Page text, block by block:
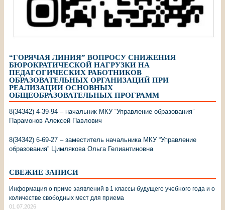
“ГОРЯЧАЯ ЛИНИЯ” ВОПРОСУ СНИЖЕНИЯ
БЮРОКРАТИЧЕСКОЙ НАГРУЗКИ НА
ПЕДАГОГИЧЕСКИХ РАБОТНИКОВ
ОБРАЗОВАТЕЛЬНЫХ ОРГАНИЗАЦИЙ ПРИ
РЕАЛИЗАЦИИ ОСНОВНЫХ
ОБЩЕОБРАЗОВАТЕЛЬНЫХ ПРОГРАММ
8(34342) 4-39-94 – начальник МКУ “Управление образования”
Парамонов Алексей Павлович
8(34342) 6-69-27 – заместитель начальника МКУ “Управление
образования” Цимлякова Ольга Гелиантиновна
СВЕЖИЕ ЗАПИСИ
Информация о приме заявлений в 1 классы будущего учебного года и о
количестве свободных мест для приема
01.07.2026